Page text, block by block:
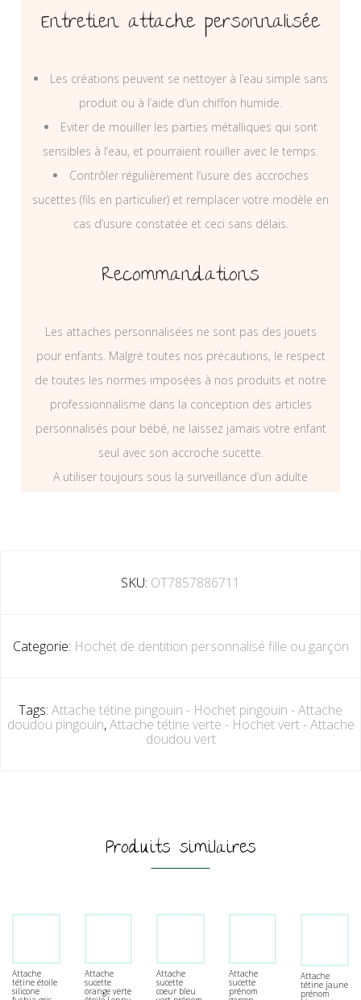
Entretien attache personnalisée
Les créations peuvent se nettoyer à l’eau simple sans
produit ou à l’aide d’un chiffon humide.
Eviter de mouiller les parties métalliques qui sont
sensibles à l’eau, et pourraient rouiller avec le temps.
Contrôler régulièrement l’usure des accroches
sucettes (fils en particulier) et remplacer votre modèle en
cas d’usure constatée et ceci sans délais.
Recommandations
Les attaches personnalisées ne sont pas des jouets
pour enfants. Malgré toutes nos précautions, le respect
de toutes les normes imposées à nos produits et notre
professionnalisme dans la conception des articles
personnalisés pour bébé, ne laissez jamais votre enfant
seul avec son accroche sucette.
A utiliser toujours sous la surveillance d’un adulte
SKU: OT7857886711
Categorie: Hochet de dentition personnalisé fille ou garçon
Tags: Attache tétine pingouin - Hochet pingouin - Attache
doudou pingouin,Attache tétine verte - Hochet vert - Attache
doudou vert
Produits similaires
Attache
tétine étoile
silicone
Attache
sucette
orange verte
Attache
sucette
coeur bleu
Attache
sucette
prénom
Attache
tétine jaune
prénom